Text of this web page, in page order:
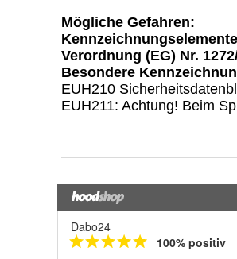
Dabo24
100% positiv